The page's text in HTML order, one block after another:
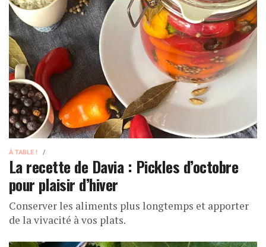
À TABLE !
La recette de Davia : Pickles d’octobre
pour plaisir d’hiver
Conserver les aliments plus longtemps et apporter
de la vivacité à vos plats.